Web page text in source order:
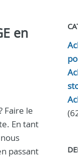
en
Faire le
En tant
passant